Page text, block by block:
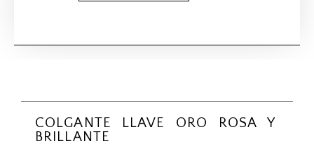
COLGANTE LLAVE ORO ROSA Y
BRILLANTE